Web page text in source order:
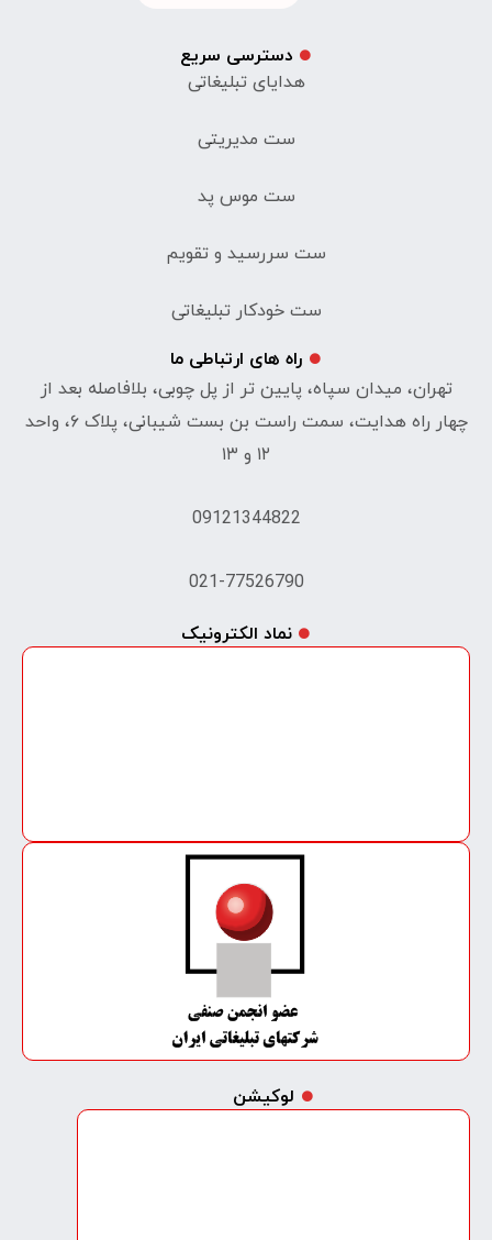
دسترسی سریع
هدایای تبلیغاتی
ست مدیریتی
ست موس پد
ست سررسید و تقویم
ست خودکار تبلیغاتی
راه های ارتباطی ما
تهران، میدان سپاه، پایین تر از پل چوبی، بلافاصله بعد از
چهار راه هدایت، سمت راست بن بست شیبانی، پلاک ۶، واحد
۱۲ و ۱۳
09121344822
021-77526790
نماد الکترونیک
لوکیشن